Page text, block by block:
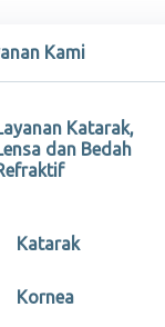
Kami
Katarak,
dan Bedah
Katarak
Kornea